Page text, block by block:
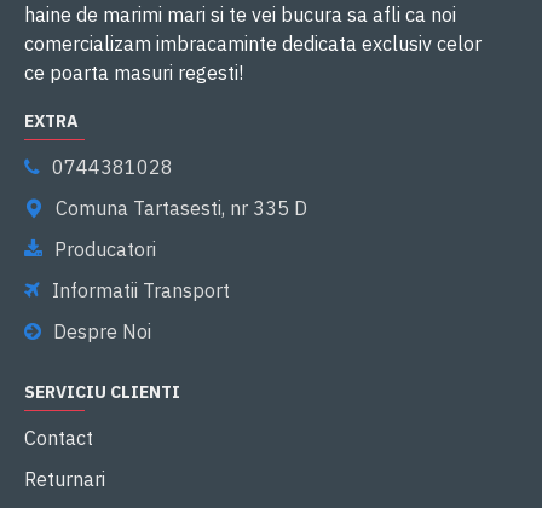
haine de marimi mari si te vei bucura sa afli ca noi
comercializam imbracaminte dedicata exclusiv celor
ce poarta masuri regesti!
EXTRA
0744381028
Comuna Tartasesti, nr 335 D
Producatori
Informatii Transport
Despre Noi
SERVICIU CLIENTI
Contact
Returnari